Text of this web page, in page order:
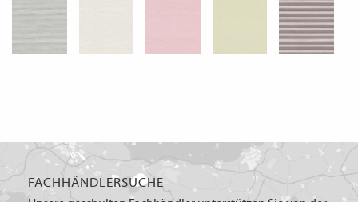
FACHHÄNDLERSUCHE